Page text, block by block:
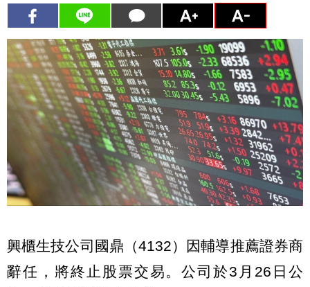
興櫃生技公司國鼎（4132）因輔導推薦證券商
辭任，將終止股票交易。公司於3月26日公